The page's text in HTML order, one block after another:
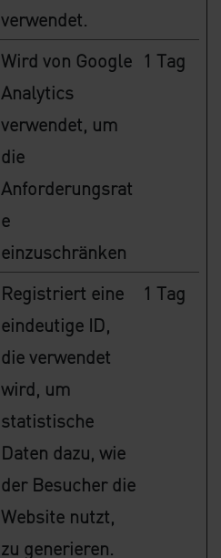
verwendet.
Wird von Google
Analytics
verwendet, um
die
Anforderungsrat
e
einzuschränken
1 Tag
Registriert eine
eindeutige ID,
die verwendet
wird, um
statistische
Daten dazu, wie
der Besucher die
Website nutzt,
zu generieren.
1 Tag